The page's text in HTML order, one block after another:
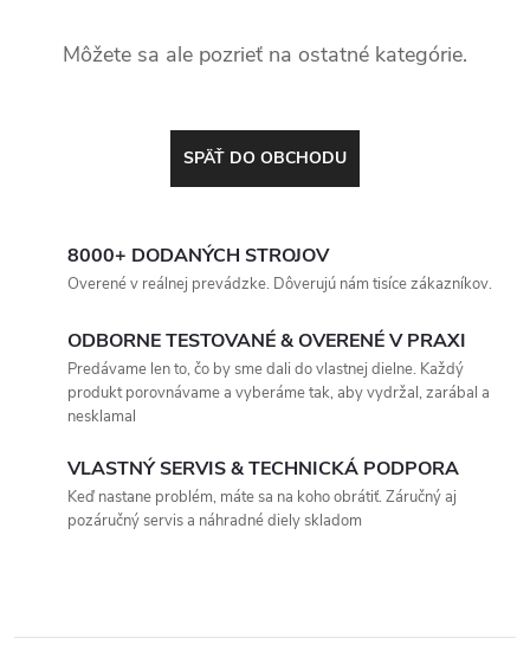
Môžete sa ale pozrieť na ostatné kategórie.
SPÄŤ DO OBCHODU
8000+ DODANÝCH STROJOV
Overené v reálnej prevádzke. Dôverujú nám tisíce zákazníkov.
ODBORNE TESTOVANÉ & OVERENÉ V PRAXI
Predávame len to, čo by sme dali do vlastnej dielne. Každý
produkt porovnávame a vyberáme tak, aby vydržal, zarábal a
nesklamal
VLASTNÝ SERVIS & TECHNICKÁ PODPORA
Keď nastane problém, máte sa na koho obrátiť. Záručný aj
pozáručný servis a náhradné diely skladom